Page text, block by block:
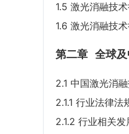
1.5 激光消融技
1.6 激光消融技
第二章 全球
2.1 中国激光消
2.1.1 行业法律法
2.1.2 行业相关发